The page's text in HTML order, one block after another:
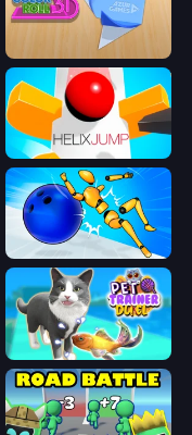
Helix Jump
Playground Man! Ragdoll Show!
Pet Trainer Duel